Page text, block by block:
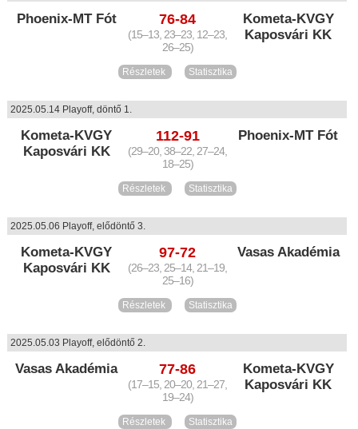
Phoenix-MT Fót 76-84
(15–13, 23–23, 12–23,
26–25)
Kometa-KVGY
Kaposvári KK
Részletek Statisztika
2025.05.14 Playoff, döntő 1.
Kometa-KVGY
Kaposvári KK
112-91
(29–20, 38–22, 27–24,
18–25)
Phoenix-MT Fót
Részletek Statisztika
2025.05.06 Playoff, elődöntő 3.
Kometa-KVGY
Kaposvári KK
97-72
(26–23, 25–14, 21–19,
25–16)
Vasas Akadémia
Részletek Statisztika
2025.05.03 Playoff, elődöntő 2.
Vasas Akadémia 77-86
(17–15, 20–20, 21–27,
19–24)
Kometa-KVGY
Kaposvári KK
Részletek Statisztika